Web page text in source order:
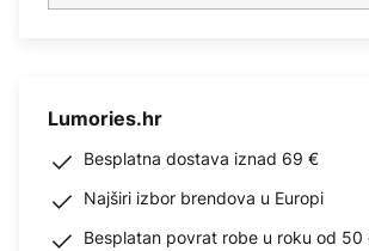
Lumories.hr
Besplatna dostava iznad 69 €
Najširi izbor brendova u Europi
Besplatan povrat robe u roku od 50